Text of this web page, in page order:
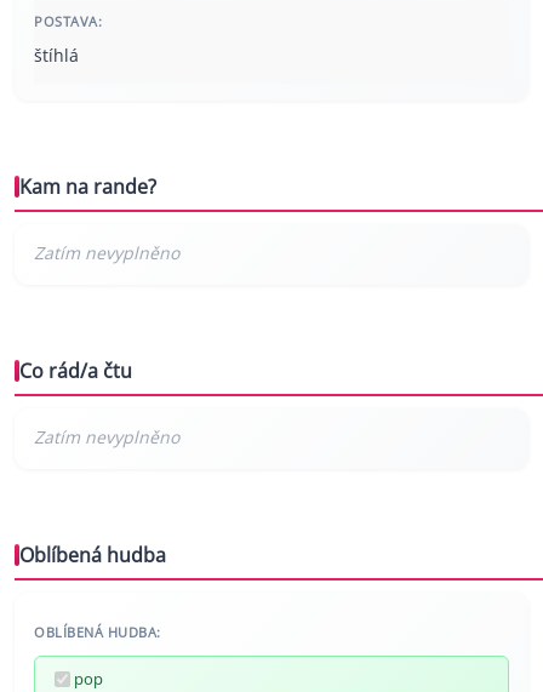
POSTAVA:
štíhlá
Kam na rande?
Co rád/a čtu
Oblíbená hudba
OBLÍBENÁ HUDBA:
pop